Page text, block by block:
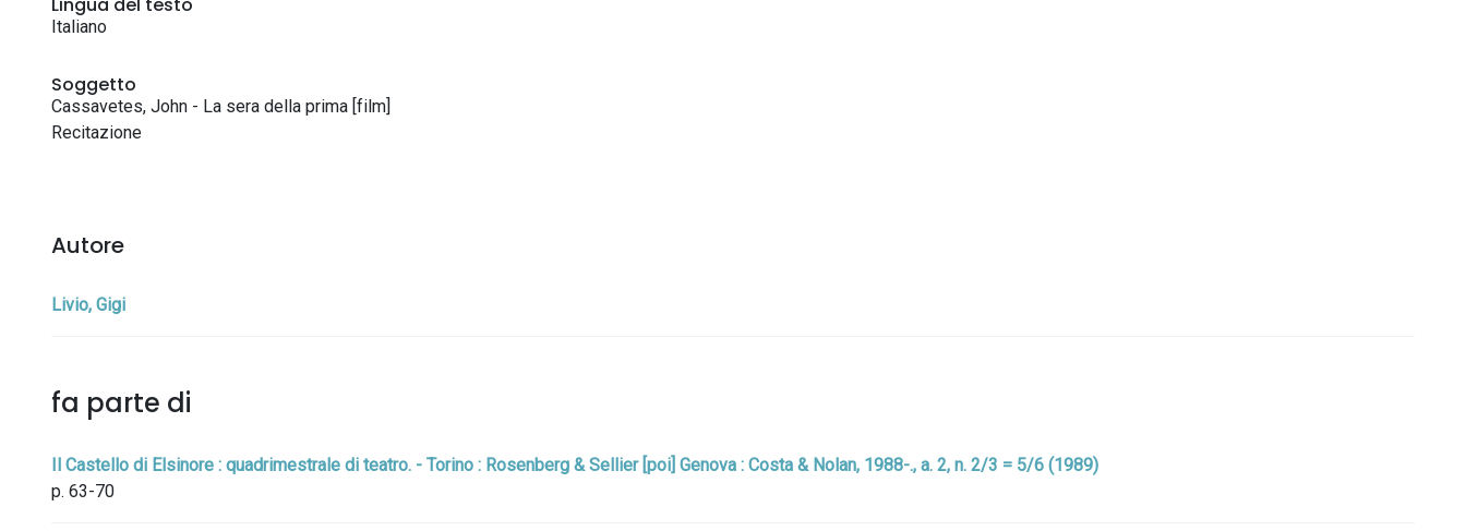
Italiano
Soggetto
Cassavetes, John - La sera della prima [film]
Recitazione
Autore
Livio, Gigi
fa parte di
Il Castello di Elsinore : quadrimestrale di teatro. - Torino : Rosenberg & Sellier [poi] Genova : Costa & Nolan, 1988-., a. 2, n. 2/3 = 5/6 (1989)
p. 63-70